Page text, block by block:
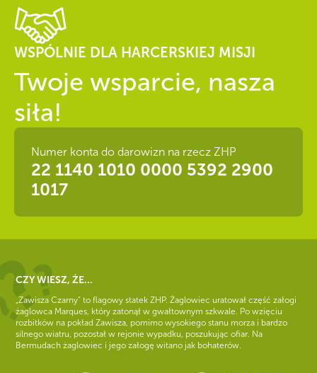
WSPÓLNIE DLA HARCERSKIEJ MISJI
Twoje wsparcie, nasza
siła!
Numer konta do darowizn na rzecz ZHP
22 1140 1010 0000 5392 2900
1017
CZY WIESZ, ŻE...
„Zawisza Czarny” to flagowy statek ZHP. Żaglowiec uratował część załogi
żaglowca Marques, który zatonął w gwałtownym szkwale. Po wzięciu
rozbitków na pokład Zawisza, pomimo wysokiego stanu morza i bardzo
silnego wiatru, pozostał w rejonie wypadku, poszukując ofiar. Na
Bermudach żaglowiec i jego załogę witano jak bohaterów.